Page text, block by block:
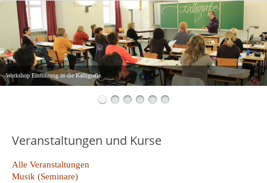
Workshop Einführung in die Kalligrafie.
Veranstaltungen und Kurse
Alle Veranstaltungen
Musik (Seminare)